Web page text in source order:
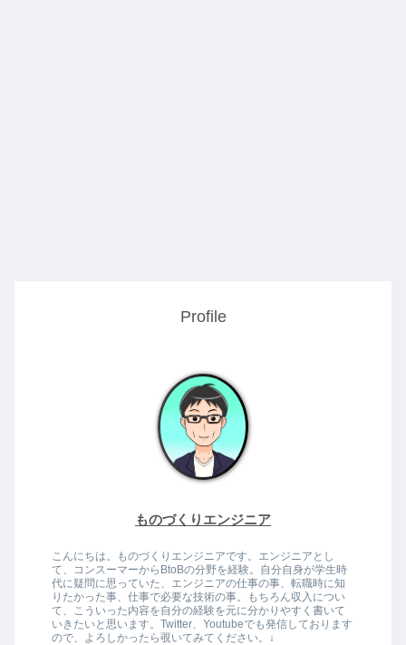
Profile
ものづくりエンジニア
こんにちは。ものづくりエンジニアです。エンジニアとし
て、コンスーマーからBtoBの分野を経験。自分自身が学生時
代に疑問に思っていた、エンジニアの仕事の事、転職時に知
りたかった事、仕事で必要な技術の事。もちろん収入につい
て、こういった内容を自分の経験を元に分かりやすく書いて
いきたいと思います。Twitter、Youtubeでも発信しております
ので、よろしかったら覗いてみてください。↓